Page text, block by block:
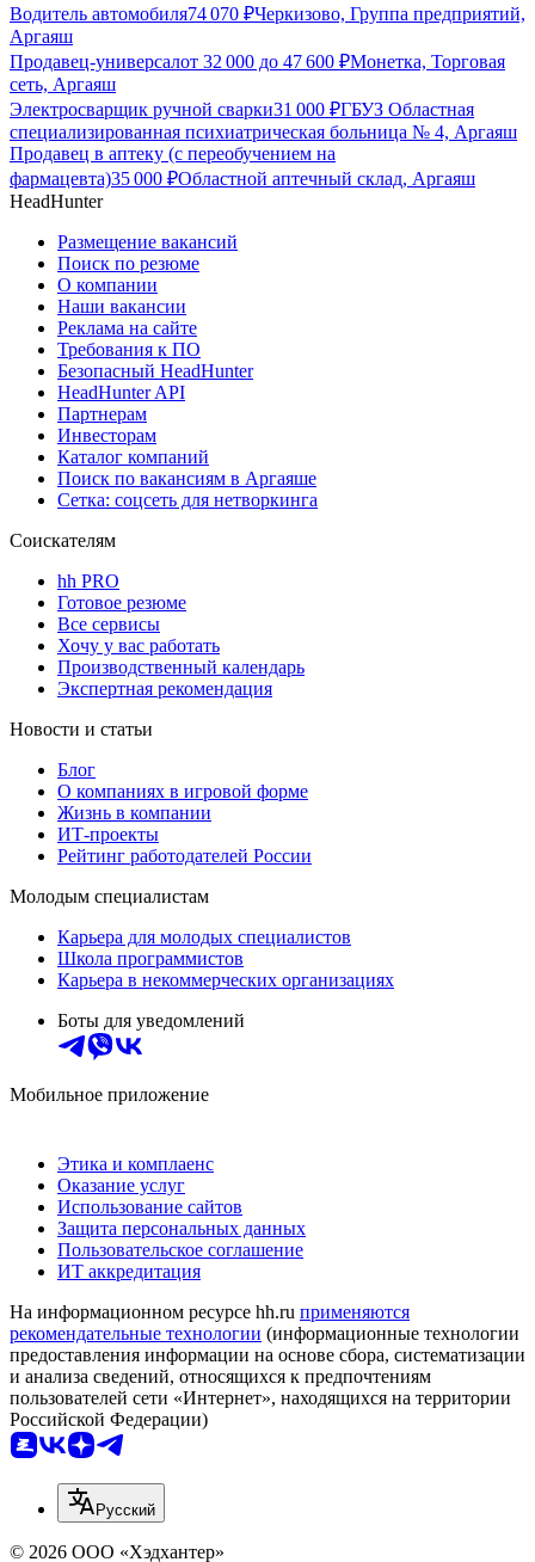
Водитель автомобиля74 070 ₽Черкизово, Группа предприятий,
Аргаяш
Продавец-универсалот 32 000 до 47 600 ₽Монетка, Торговая
сеть, Аргаяш
Электросварщик ручной сварки31 000 ₽ГБУЗ Областная
специализированная психиатрическая больница № 4, Аргаяш
Продавец в аптеку (с переобучением на
фармацевта)35 000 ₽Областной аптечный склад, Аргаяш
HeadHunter
Размещение вакансий
Поиск по резюме
О компании
Наши вакансии
Реклама на сайте
Требования к ПО
Безопасный HeadHunter
HeadHunter API
Партнерам
Инвесторам
Каталог компаний
Поиск по вакансиям в Аргаяше
Сетка: соцсеть для нетворкинга
Соискателям
hh PRO
Готовое резюме
Все сервисы
Хочу у вас работать
Производственный календарь
Экспертная рекомендация
Новости и статьи
Блог
О компаниях в игровой форме
Жизнь в компании
ИТ-проекты
Рейтинг работодателей России
Молодым специалистам
Карьера для молодых специалистов
Школа программистов
Карьера в некоммерческих организациях
Боты для уведомлений
Мобильное приложение
Этика и комплаенс
Оказание услуг
Использование сайтов
Защита персональных данных
Пользовательское соглашение
ИТ аккредитация
На информационном ресурсе hh.ru применяются
рекомендательные технологии (информационные технологии
предоставления информации на основе сбора, систематизации
и анализа сведений, относящихся к предпочтениям
пользователей сети «Интернет», находящихся на территории
Российской Федерации)
Русский
© 2026 ООО «Хэдхантер»